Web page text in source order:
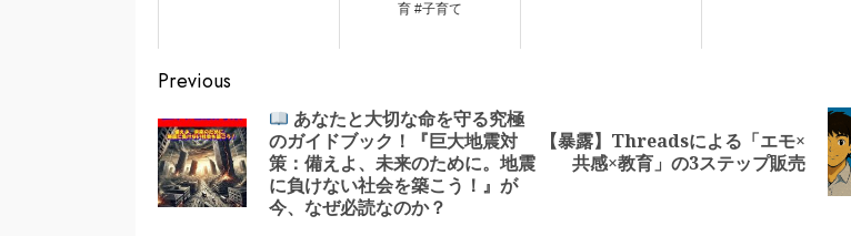
育 #子育て
Continue
Reading
Previous
Previous
あなたと大切な命を守る究極
のガイドブック！『巨大地震対
策：備えよ、未来のために。地震
に負けない社会を築こう！』が
今、なぜ必読なのか？
Next
post:
【暴露】Threadsによる「エモ×
共感×教育」の3ステップ販売